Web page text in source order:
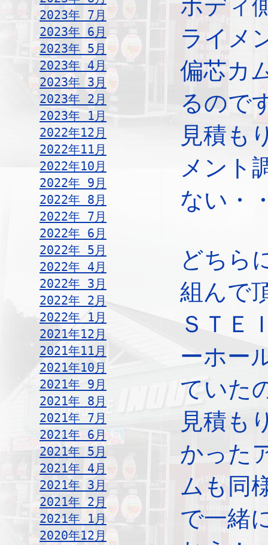
2023年 7月
2023年 6月
2023年 5月
2023年 4月
2023年 3月
2023年 2月
2023年 1月
2022年12月
2022年11月
2022年10月
2022年 9月
2022年 8月
2022年 7月
2022年 6月
2022年 5月
2022年 4月
2022年 3月
2022年 2月
2022年 1月
2021年12月
2021年11月
2021年10月
2021年 9月
2021年 8月
2021年 7月
2021年 6月
2021年 5月
2021年 4月
2021年 3月
2021年 2月
2021年 1月
2020年12月
ボディ
ライメ
偏芯カ
るので
見積も
メント
ない・
どちら
組んで
ＳＴＥ
ーホー
ていた
見積も
かった
ムも同
で一緒